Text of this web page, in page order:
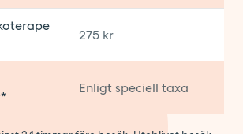
275 kr
Enligt speciell taxa